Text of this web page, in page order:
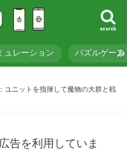
search
ュレーション パズルゲーム
ユニットを指揮して魔物の大群と戦
告を利用していま